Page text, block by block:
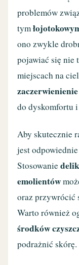
problemów
tym
ono zwykle
pojawiać się nie
miejscach na
zaczerwienienie
do dyskomfortu
Aby skutecznie
jest
Stosowanie
emolientów
oraz przywrócić
Warto również
środków
podrażnić skórę.